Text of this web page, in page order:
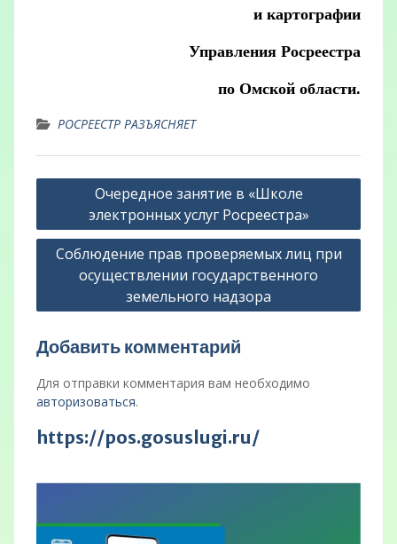
и картографии
Управления Росреестра
по Омской области.
РОСРЕЕСТР РАЗЪЯСНЯЕТ
Навигация
записям
Очередное занятие в «Школе
электронных услуг Росреестра»
Соблюдение прав проверяемых лиц при
осуществлении государственного
земельного надзора
Добавить комментарий
Для отправки комментария вам необходимо
авторизоваться.
https://pos.gosuslugi.ru/